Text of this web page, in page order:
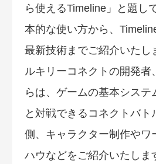
ら使えるTimeline」と題し
本的な使い方から、
最新技術までご紹介いたし
ルキリーコネクトの開発者
らは、ゲームの基本システ
と対戦できるコネクトバト
側、キャラクター制作やワ
ハウなどをご紹介いたしま